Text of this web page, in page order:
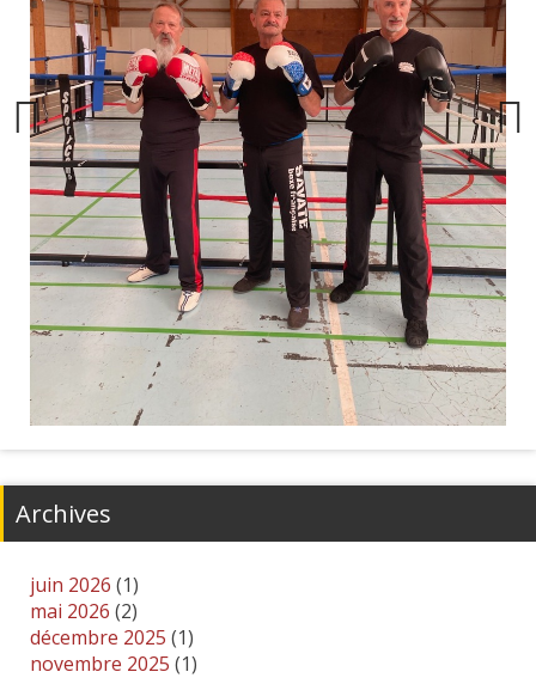
Previous Next
Archives
juin 2026 (1)
mai 2026 (2)
décembre 2025 (1)
novembre 2025 (1)